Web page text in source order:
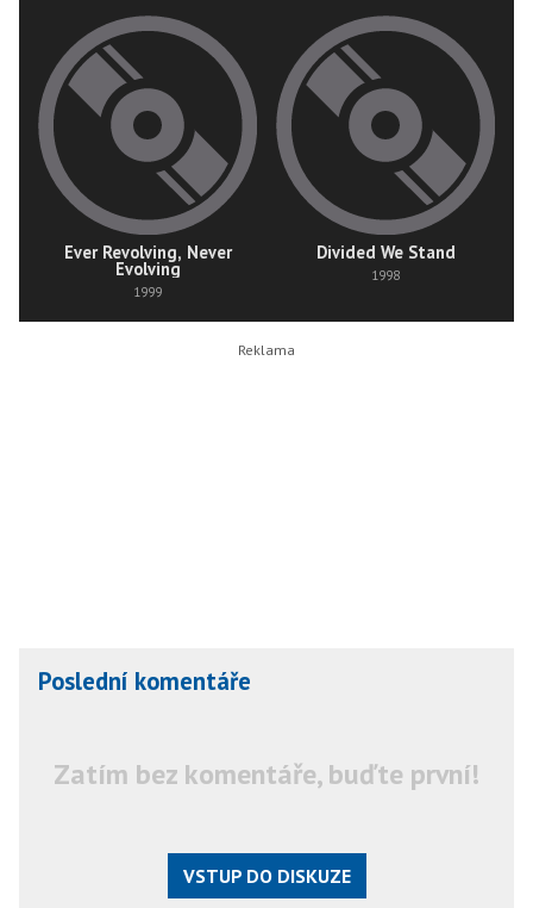
Ever Revolving, Never
Evolving
1999
Divided We Stand
1998
Poslední komentáře
Zatím bez komentáře, buďte první!
VSTUP DO DISKUZE